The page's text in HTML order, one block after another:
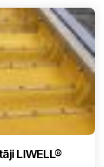
LIWELL®